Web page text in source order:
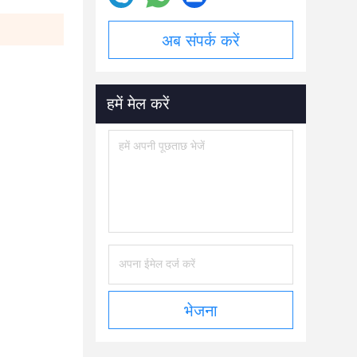
अब संपर्क करें
हमें मेल करें
भेजना